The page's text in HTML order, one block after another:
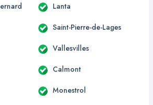
Lanta
Saint-Pierre-de-Lages
Vallesvilles
Calmont
Monestrol